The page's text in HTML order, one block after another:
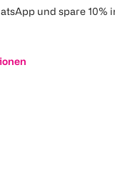
und spare 10%